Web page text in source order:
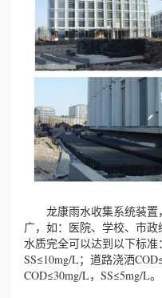
龙康雨水收集系统装置
广，如：医院、学校、市
水质完全可以达到以下标准
SS≤10mg/L；道路浇洒
COD≤30mg/L，SS≤5mg/L。